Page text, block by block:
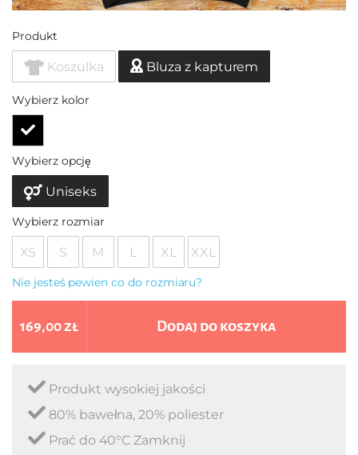
Produkt
Koszulka Bluza z kapturem
Wybierz kolor
Wybierz opcję
Uniseks
Wybierz rozmiar
XS S M L XL XXL
Nie jesteś pewien co do rozmiaru?
169,00 zł Dodaj do koszyka
Produkt wysokiej jakości
80% bawełna, 20% poliester
Prać do 40°C Zamknij